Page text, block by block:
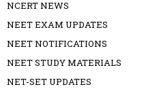
NCERT NEWS
NEET EXAM UPDATES
NEET NOTIFICATIONS
NEET STUDY MATERIALS
NET-SET UPDATES